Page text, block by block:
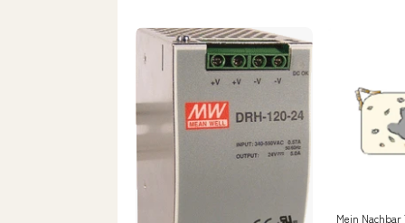
Mein Nachbar